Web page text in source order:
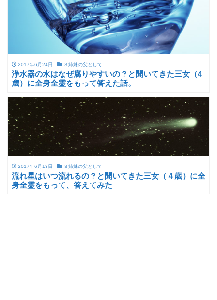
2017年6月24日 ３姉妹の父として
浄水器の水はなぜ腐りやすいの？と聞いてきた三女（4
歳）に全身全霊をもって答えた話。
2017年6月13日 ３姉妹の父として
流れ星はいつ流れるの？と聞いてきた三女（４歳）に全
身全霊をもって、答えてみた